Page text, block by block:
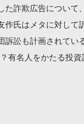
た詐欺広告について
作氏はメタに対して
訴訟も計画されてい
有名人をかたる投
articles/-/